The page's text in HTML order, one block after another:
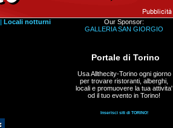
| Locali notturni
Our Sponsor:
GALLERIA SAN GIORGIO
Portale di Torino
Usa Allthecity-Torino ogni giorno
per trovare ristoranti, alberghi,
locali e promuovere la tua attivita'
od il tuo evento in Torino!
Inserisci siti di TORINO!